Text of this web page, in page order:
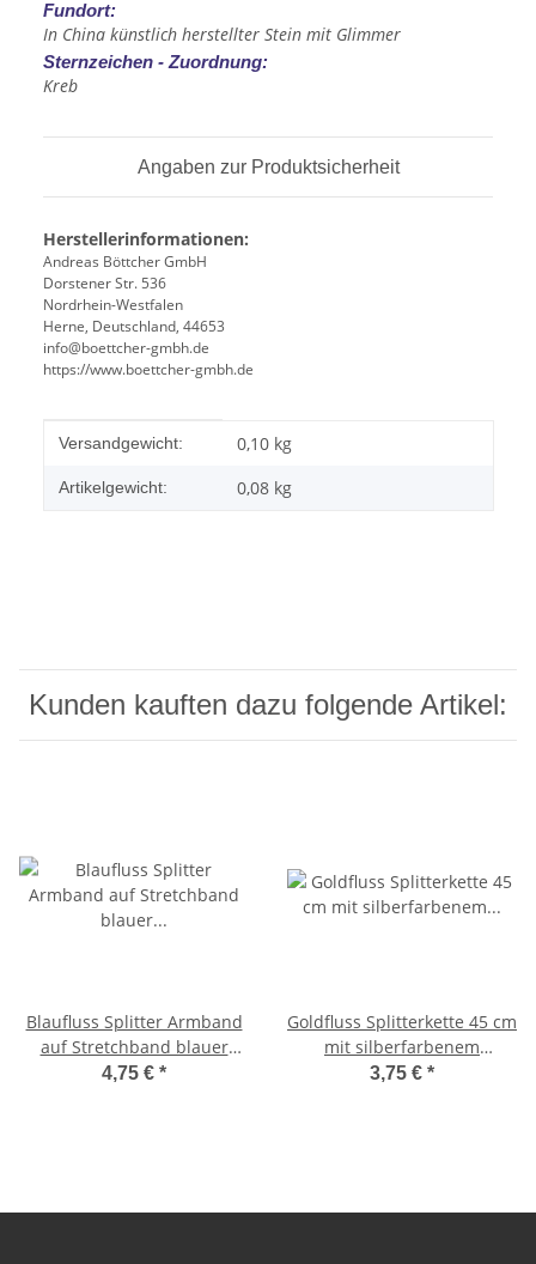
Fundort:
In China künstlich herstellter Stein mit Glimmer
Sternzeichen - Zuordnung:
Kreb
Angaben zur Produktsicherheit
Herstellerinformationen:
Andreas Böttcher GmbH
Dorstener Str. 536
Nordrhein-Westfalen
Herne, Deutschland, 44653
info@boettcher-gmbh.de
https://www.boettcher-gmbh.de
Produkteigenschaft
Wert
Versandgewicht: 0,10 kg
Artikelgewicht: 0,08 kg
Kunden kauften dazu folgende Artikel:
Blaufluss Splitter Armband
auf Stretchband blauer
Goldfluss (synthetisch)
4,75 € *
Goldfluss Splitterkette 45 cm
mit silberfarbenem
Karabinerverschluss
3,75 € *